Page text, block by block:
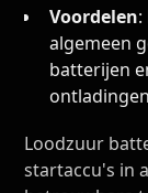
Voordelen
algemeen
batterijen
Loodzuur
startaccu's in